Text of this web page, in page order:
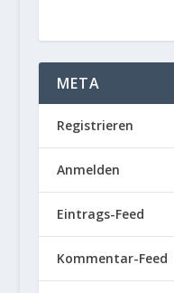
META
Registrieren
Anmelden
Eintrags-Feed
Kommentar-Feed